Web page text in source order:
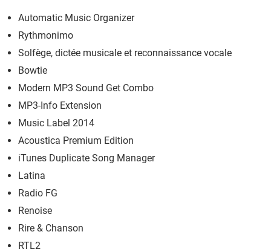
Automatic Music Organizer
Rythmonimo
Solfège, dictée musicale et reconnaissance vocale
Bowtie
Modern MP3 Sound Get Combo
MP3-Info Extension
Music Label 2014
Acoustica Premium Edition
iTunes Duplicate Song Manager
Latina
Radio FG
Renoise
Rire & Chanson
RTL2